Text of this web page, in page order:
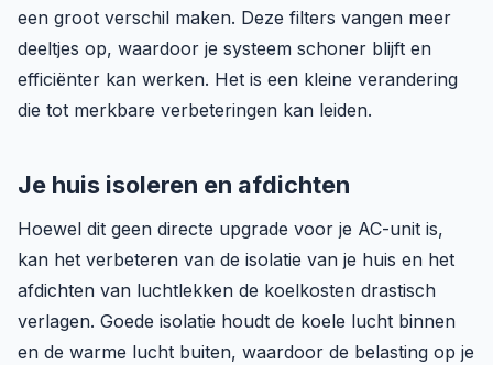
een groot verschil maken. Deze filters vangen meer
deeltjes op, waardoor je systeem schoner blijft en
efficiënter kan werken. Het is een kleine verandering
die tot merkbare verbeteringen kan leiden.
Je huis isoleren en afdichten
Hoewel dit geen directe upgrade voor je AC-unit is,
kan het verbeteren van de isolatie van je huis en het
afdichten van luchtlekken de koelkosten drastisch
verlagen. Goede isolatie houdt de koele lucht binnen
en de warme lucht buiten, waardoor de belasting op je